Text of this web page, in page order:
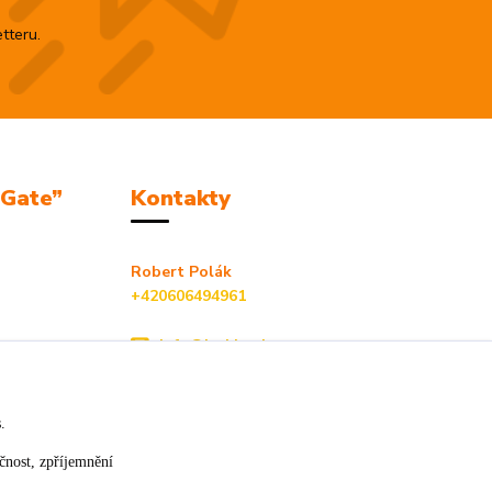
Kontakty
Robert Polák
+420606494961
info@jackie-shop.cz
zpříjemnění